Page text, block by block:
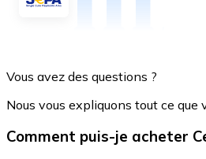
Vous avez des questions ?
Nous vous expliquons tout ce que
Comment puis-je acheter